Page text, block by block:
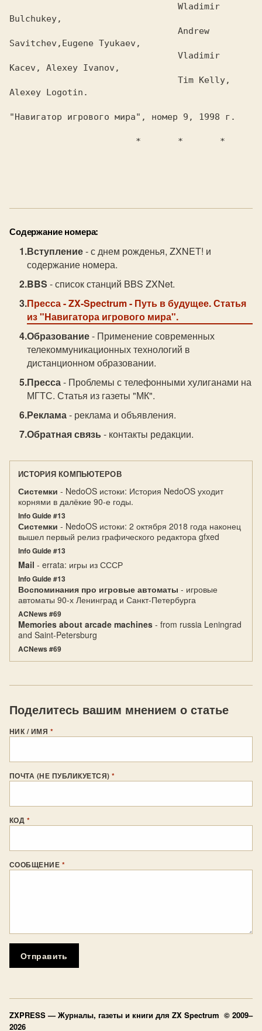
Bulchukey,
Savitchev,Eugene Tyukaev,
Kacev, Alexey Ivanov,
Alexey Logotin.
"Hавигатор игрового мира", номер 9, 1998 г.
Содержание номера:
Вступление- с днем рожденья, ZXNET! и
содержание номера.
BBS - список станций BBS ZXNet.
Пресса- ZX-Spectrum - Путь в будущее. Статья
из "Hавигатора игрового мира".
Образование- Применение современных
телекоммуникационных технологий в
дистанционном образовании.
Пресса- Проблемы с телефонными хулиганами на
МГТС. Статья из газеты "МК".
Реклама- реклама и объявления.
Обратная связь - контакты редакции.
ИСТОРИЯ КОМПЬЮТЕРОВ
Системки - NedoOS истоки: История NedoOS уходит
корнями в далёкие 90-е годы.
Info Guide #13
Системки - NedoOS истоки: 2 октября 2018 года наконец
вышел первый релиз графического редактора gfxed
Info Guide #13
Mail - errata: игры из СССР
Info Guide #13
Воспоминания про игровые автоматы - игровые
автоматы 90-х Ленинград и Санкт-Петербурга
ACNews #69
Memories about arcade machines - from russia Leningrad
and Saint-Petersburg
ACNews #69
Поделитесь вашим мнением о статье
НИК / ИМЯ *
ПОЧТА (НЕ ПУБЛИКУЕТСЯ)*
КОД *
СООБЩЕНИЕ *
Отправить
ZXPRESS — Журналы, газеты и книги для ZX Spectrum © 2009–
2026